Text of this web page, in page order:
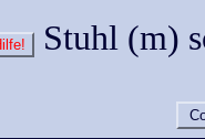
Stuhl (m)